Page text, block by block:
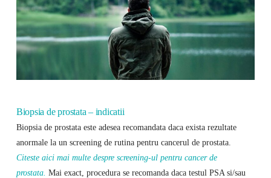
Biopsia de prostata – indicatii
Biopsia de prostata este adesea recomandata daca exista rezultate
anormale la un screening de rutina pentru cancerul de prostata.
Citeste aici mai multe despre screening-ul pentru cancer de
prostata. Mai exact, procedura se recomanda daca testul PSA si/sau